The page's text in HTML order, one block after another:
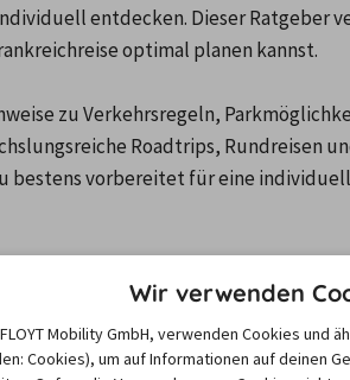
entdecken. Dieser Ratgeber
optimal planen kannst.
zu Verkehrsregeln,
Roadtrips, Rundreisen
bestens vorbereitet für eine
Inspiration für
Wir verwenden
Mobility GmbH, verwenden Cookies und
Cookies), um auf Informationen auf deinen